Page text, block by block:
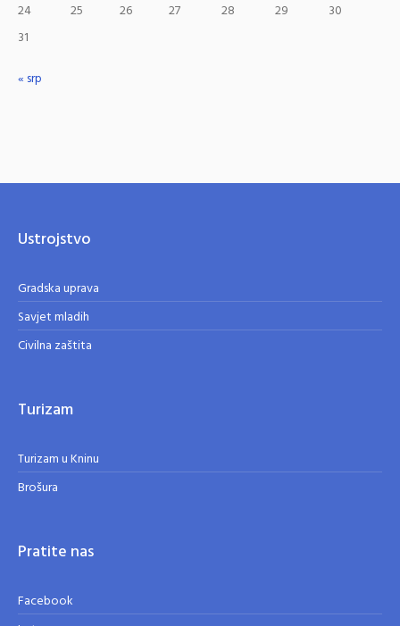
24
25 26 27 28 29
30
31
« srp
Ustrojstvo
Gradska uprava
Savjet mladih
Civilna zaštita
Turizam
Turizam u Kninu
Brošura
Pratite nas
Facebook